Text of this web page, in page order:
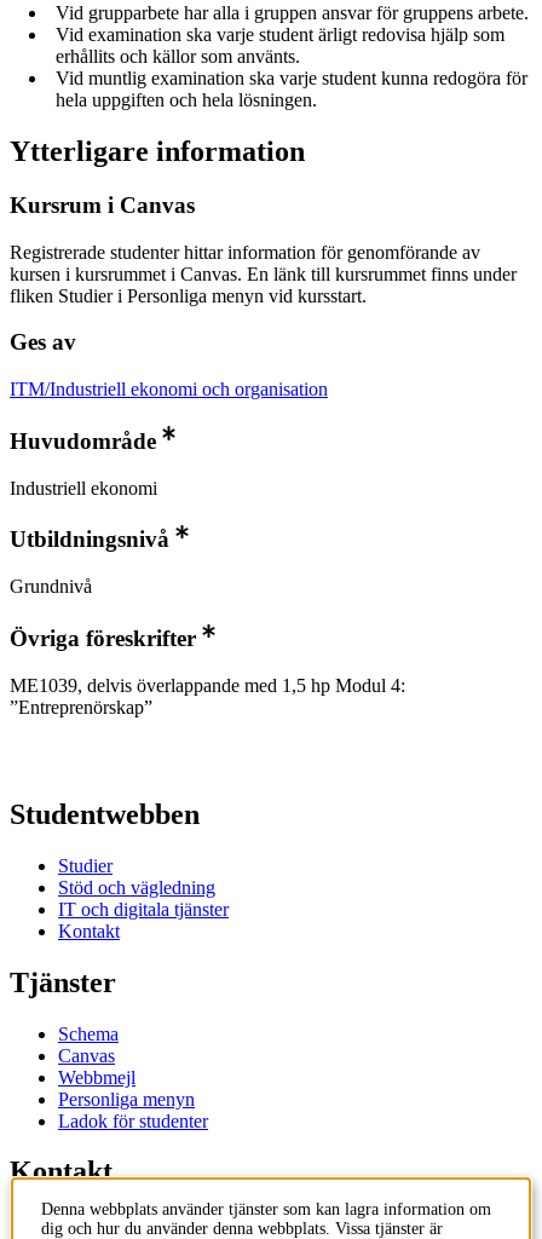
Vid grupparbete har alla i gruppen ansvar för gruppens arbete.
Vid examination ska varje student ärligt redovisa hjälp som
erhållits och källor som använts.
Vid muntlig examination ska varje student kunna redogöra för
hela uppgiften och hela lösningen.
Ytterligare information
Kursrum i Canvas
Registrerade studenter hittar information för genomförande av
kursen i kursrummet i Canvas. En länk till kursrummet finns under
fliken Studier i Personliga menyn vid kursstart.
Ges av
ITM/Industriell ekonomi och organisation
Huvudområde
Industriell ekonomi
Utbildningsnivå
Grundnivå
Övriga föreskrifter
ME1039, delvis överlappande med 1,5 hp Modul 4:
”Entreprenörskap”
Studentwebben
Studier
Stöd och vägledning
IT och digitala tjänster
Kontakt
Tjänster
Schema
Canvas
Webbmejl
Personliga menyn
Ladok för studenter
Kontakt
Kontakta utbildningsprogram
Denna webbplats använder tjänster som kan lagra information om
dig och hur du använder denna webbplats. Vissa tjänster är